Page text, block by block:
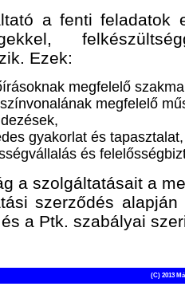
a fenti feladatok
Ezek:
megfelelő
megfelelő
gyakorlat és
és
a szolgáltatásait a
szerződés
a Ptk. szabályai
(C) 2013